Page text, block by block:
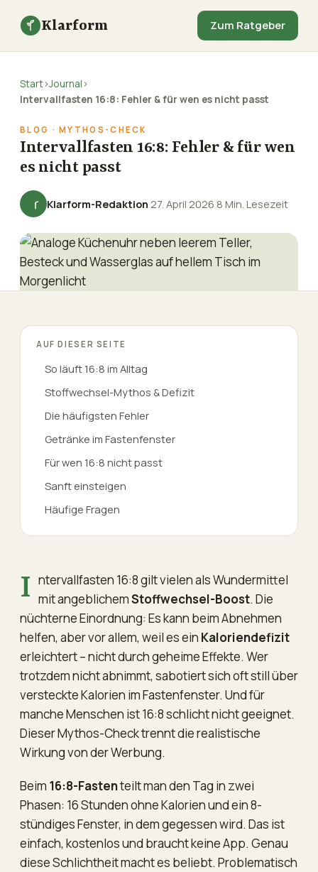
Klarform Zum Ratgeber
Start›Journal ›
Intervallfasten 16:8: Fehler & für wen es nicht passt
BLOG · MYTHOS-CHECK
Intervallfasten 16:8: Fehler & für wen
es nicht passt
Klarform-Redaktion·27. April 2026·8 Min. Lesezeit
Intervallfasten 16:8 gilt vielen als Wundermittel mit angeblichemStoffwechsel-Boost. Die
nüchterne Einordnung: Es kann beim Abnehmen
helfen, aber vor allem, weil es ein Kaloriendefizit
erleichtert – nicht durch geheime Effekte. Wer
trotzdem nicht abnimmt, sabotiert sich oft still über
versteckte Kalorien im Fastenfenster. Und für
manche Menschen ist 16:8 schlicht nicht geeignet.
Dieser Mythos-Check trennt die realistische
Wirkung von der Werbung.
Beim 16:8-Fastenteilt man den Tag in zwei
Phasen: 16 Stunden ohne Kalorien und ein 8-
stündiges Fenster, in dem gegessen wird. Das ist
einfach, kostenlos und braucht keine App. Genau
diese Schlichtheit macht es beliebt. Problematisch
AUF DIESER SEITE
So läuft 16:8 im Alltag
Stoffwechsel-Mythos & Defizit
Die häufigsten Fehler
Getränke im Fastenfenster
Für wen 16:8 nicht passt
Sanft einsteigen
Häufige Fragen